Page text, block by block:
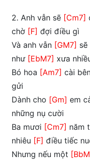
2. Anh vẫn sẽ [Cm7]
chờ [F] đợi điều gì
Và anh vẫn [GM7]
như [EbM7] xưa
Bó hoa [Am7] cài
gửi
Dành cho [Gm] em
những nụ cười
Ba mươi [Cm7] năm
nhiêu [F] điều tiếc
Nhưng nếu một